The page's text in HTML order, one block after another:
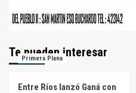
Te pueden interesar
Primera Plana
Entre Ríos lanzó Ganá con